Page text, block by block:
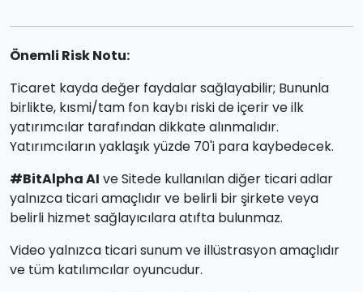
Önemli Risk Notu:
Ticaret kayda değer faydalar sağlayabilir; Bununla
birlikte, kısmi/tam fon kaybı riski de içerir ve ilk
yatırımcılar tarafından dikkate alınmalıdır.
Yatırımcıların yaklaşık yüzde 70'i para kaybedecek.
#BitAlpha AI ve Sitede kullanılan diğer ticari adlar
yalnızca ticari amaçlıdır ve belirli bir şirkete veya
belirli hizmet sağlayıcılara atıfta bulunmaz.
Video yalnızca ticari sunum ve illüstrasyon amaçlıdır
ve tüm katılımcılar oyuncudur.